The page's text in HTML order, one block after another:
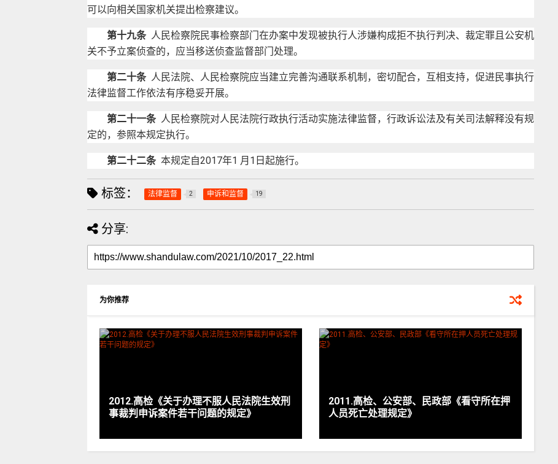
可以向相关国家机关提出检察建议。
第十九条人民检察院民事检察部门在办案中发现被执行人涉嫌构成拒不执行判决、裁定罪且公安机
关不予立案侦查的，应当移送侦查监督部门处理。
第二十条人民法院、人民检察院应当建立完善沟通联系机制，密切配合，互相支持，促进民事执行
法律监督工作依法有序稳妥开展。
第二十一条人民检察院对人民法院行政执行活动实施法律监督，行政诉讼法及有关司法解释没有规
定的，参照本规定执行。
第二十二条本规定自2017年1 月1日起施行。
标签： 法律监督 2 申诉和监督 19
分享:
为你推荐
2012.高检《关于办理不服人民法院生效刑
事裁判申诉案件若干问题的规定》
2011.高检、公安部、民政部《看守所在押
人员死亡处理规定》